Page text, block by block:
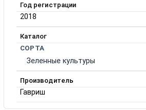
Год регистрации
2018
Каталог
СОРТА
Зеленные культуры
Производитель
Гавриш